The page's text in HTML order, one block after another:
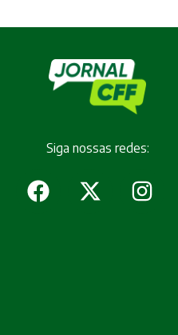
Siga nossas redes: